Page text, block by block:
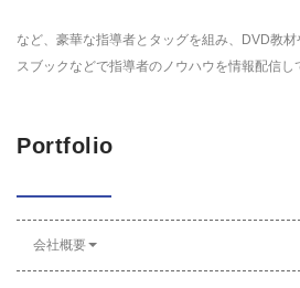
など、豪華な指導者とタッグを組み、DVD教
スブックなどで指導者のノウハウを情報配信し
Portfolio
会社概要